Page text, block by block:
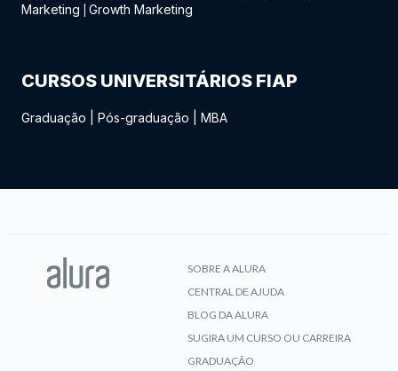
Marketing
Growth Marketing
CURSOS UNIVERSITÁRIOS FIAP
Graduação Pós-graduação MBA
SOBRE A ALURA
CENTRAL DE AJUDA
BLOG DA ALURA
SUGIRA UM CURSO OU CARREIRA
GRADUAÇÃO